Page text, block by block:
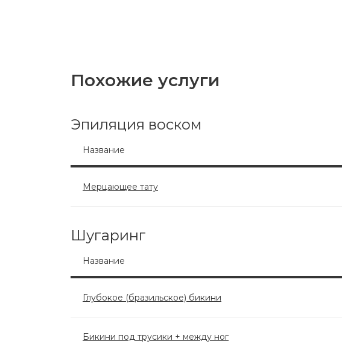
Похожие услуги
Эпиляция воском
Название
Мерцающее тату
Шугаринг
Название
Глубокое (бразильское) бикини
Бикини под трусики + между ног